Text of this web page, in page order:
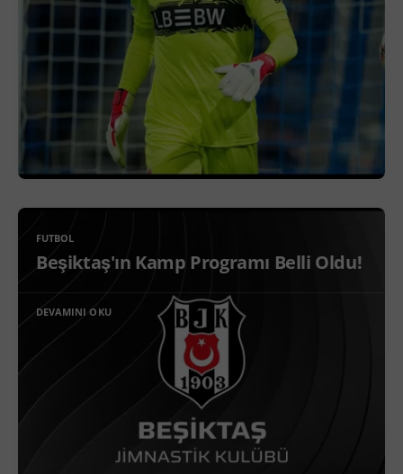
FUTBOL
Beşiktaş'ın Kamp Programı Belli Oldu!
DEVAMINI OKU